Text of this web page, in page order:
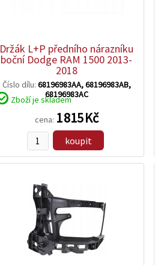
Držák L+P předního nárazníku
boční Dodge RAM 1500 2013-
2018
cena: 1 815 Kč
Číslo dílu: 68196983AA, 68196983AB,
68196983AC
koupit
Zboží je skladem
zobrazit